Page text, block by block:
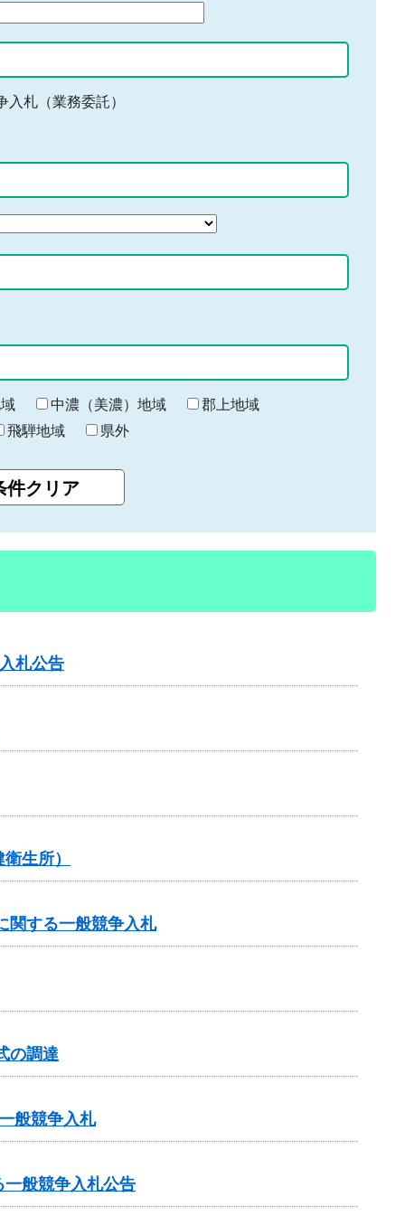
入札（業務委託）
中濃（美濃）地域
郡上地域
飛騨地域 県外
札公告
生所）
関する一般競争入札
の調達
般競争入札
般競争入札公告